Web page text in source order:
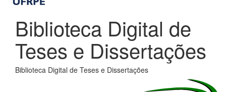
Biblioteca Digital de
Teses e Dissertações
Biblioteca Digital de Teses e Dissertações